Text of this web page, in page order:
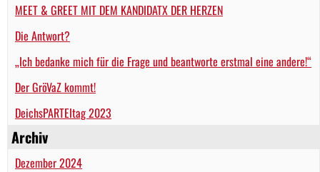
MEET & GREET MIT DEM KANDIDATX DER HERZEN
Die Antwort?
„Ich bedanke mich für die Frage und beantworte erstmal eine andere!“
Der GröVaZ kommt!
DeichsPARTEItag 2023
Archiv
Dezember 2024